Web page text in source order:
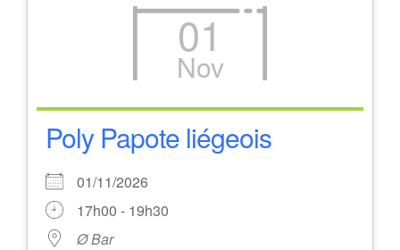
01
Nov
Poly Papote liégeois
01/11/2026
17h00 - 19h30
Ø Bar